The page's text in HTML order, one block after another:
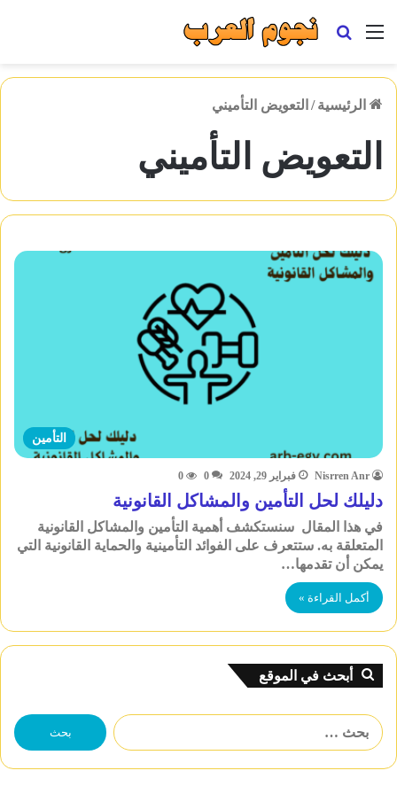
القائمة بحث
الرئيسية / التعويض التأميني
التعويض التأميني
التأمين
Nisrren Anr فبراير 29, 2024 0
0
دليلك لحل التأمين والمشاكل القانونية
في هذا المقال سنستكشف أهمية التأمين والمشاكل القانونية
المتعلقة به. ستتعرف على الفوائد التأمينية والحماية القانونية التي
يمكن أن تقدمها…
أكمل القراءة »
أبحث في الموقع
البحث
عن: